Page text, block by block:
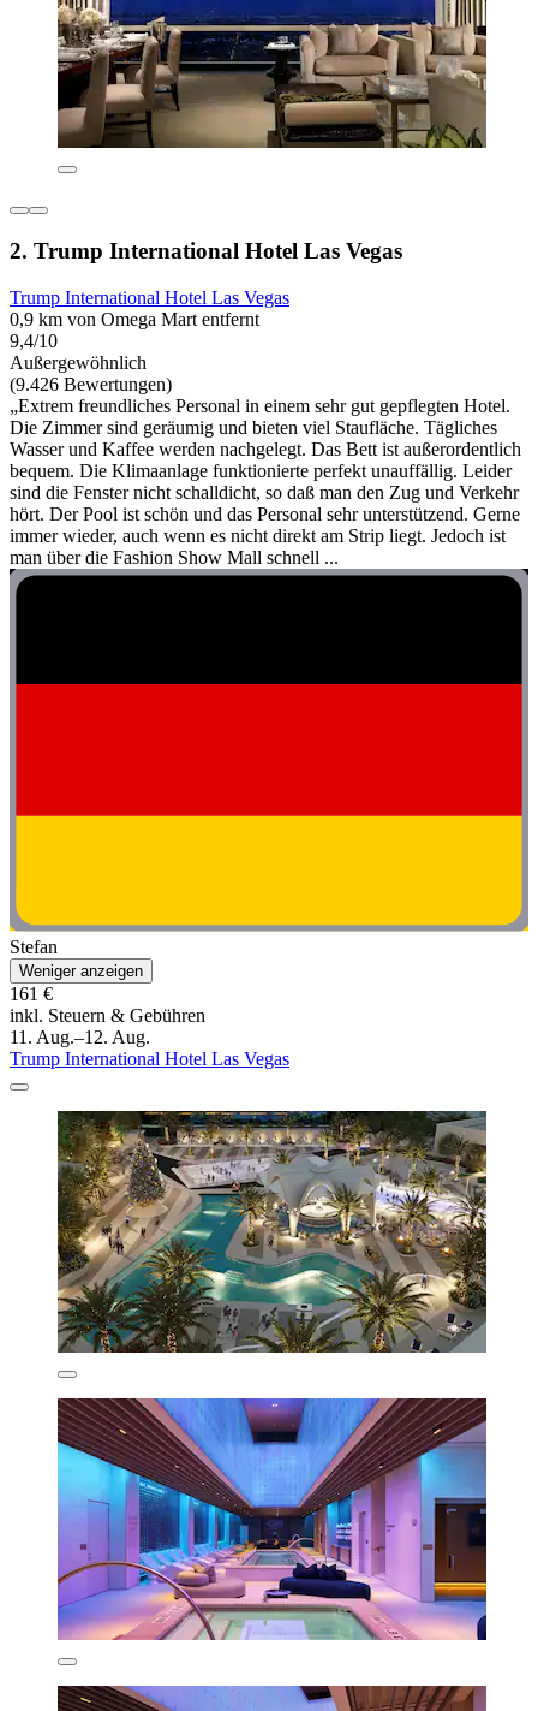
2. Trump International Hotel Las Vegas
Trump International Hotel Las Vegas
0,9 km von Omega Mart entfernt
9,4/10
Außergewöhnlich
(9.426 Bewertungen)
„Extrem freundliches Personal in einem sehr gut gepflegten Hotel.
Die Zimmer sind geräumig und bieten viel Staufläche. Tägliches
Wasser und Kaffee werden nachgelegt. Das Bett ist außerordentlich
bequem. Die Klimaanlage funktionierte perfekt unauffällig. Leider
sind die Fenster nicht schalldicht, so daß man den Zug und Verkehr
hört. Der Pool ist schön und das Personal sehr unterstützend. Gerne
immer wieder, auch wenn es nicht direkt am Strip liegt. Jedoch ist
man über die Fashion Show Mall schnell ...
Stefan
Weniger anzeigen
161 €
inkl. Steuern & Gebühren
11. Aug.–12. Aug.
Trump International Hotel Las Vegas